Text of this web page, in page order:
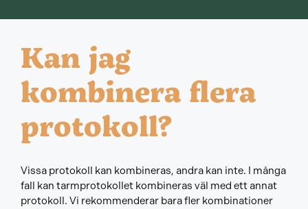
Kan jag
kombinera flera
protokoll?
Vissa protokoll kan kombineras, andra kan inte. I många
fall kan tarmprotokollet kombineras väl med ett annat
protokoll. Vi rekommenderar bara fler kombinationer